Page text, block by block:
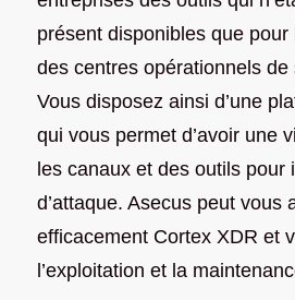
présent disponibles que
des centres opérationnels de
Vous disposez ainsi d’une
qui vous permet d’avoir une
les canaux et des outils pour
d’attaque. Asecus peut vous
efficacement Cortex XDR et
l’exploitation et la